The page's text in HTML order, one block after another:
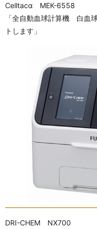
Celltacα MEK-6558
「全自動血球計算機 白血
トします」
DRI-CHEM NX700